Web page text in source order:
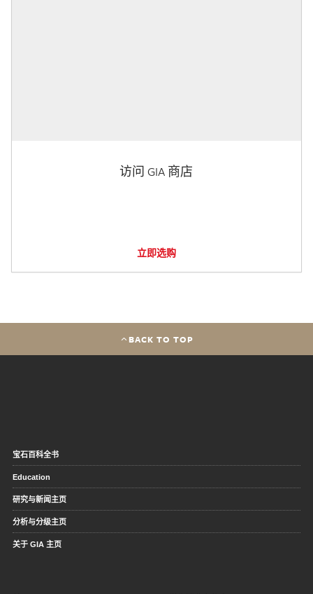
访问 GIA 商店
立即选购
BACK TO TOP
宝石百科全书
Education
研究与新闻主页
分析与分级主页
关于 GIA 主页